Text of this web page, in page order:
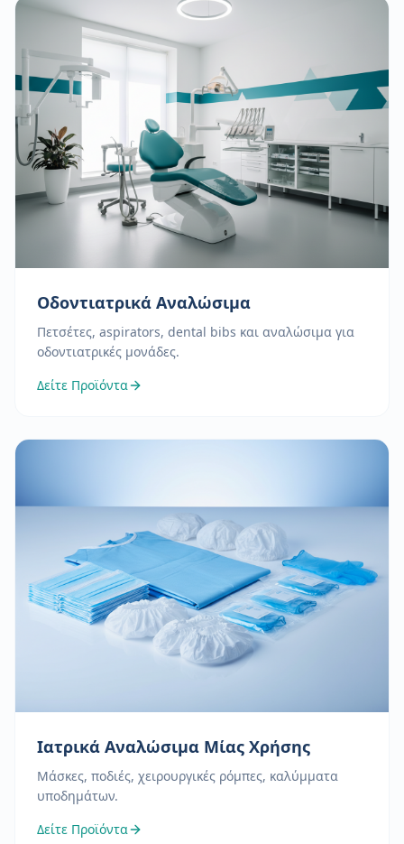
Οδοντιατρικά Αναλώσιμα
Πετσέτες, aspirators, dental bibs και αναλώσιμα για
οδοντιατρικές μονάδες.
Δείτε Προϊόντα
Ιατρικά Αναλώσιμα Μίας Χρήσης
Μάσκες, ποδιές, χειρουργικές ρόμπες, καλύμματα
υποδημάτων.
Δείτε Προϊόντα